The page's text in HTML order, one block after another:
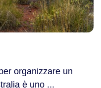
organizzare un
è uno ...